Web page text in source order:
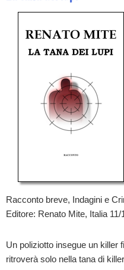
Racconto breve, Indagini e
Editore: Renato Mite, Italia 11/
Un poliziotto insegue un killer
ritroverà solo nella tana di